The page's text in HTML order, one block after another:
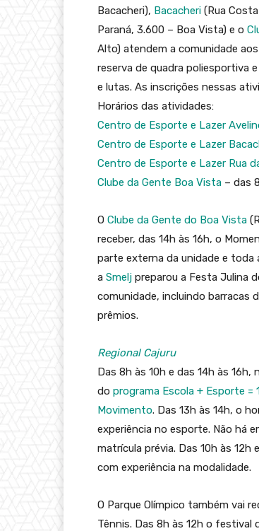
Bacacheri), Bacacheri (Rua
Paraná, 3.600 – Boa Vista) e o
Alto) atendem a comunidade
reserva de quadra poliesportiva
e lutas. As inscrições nessas
Horários das atividades:
Centro de Esporte e Lazer
Centro de Esporte e Lazer
Centro de Esporte e Lazer Rua
Clube da Gente Boa Vista – das
O Clube da Gente do Boa Vista
receber, das 14h às 16h, o
parte externa da unidade e toda
a Smelj preparou a Festa Julina
comunidade, incluindo barracas
prêmios.
Regional Cajuru
Das 8h às 10h e das 14h às 16h,
do programa Escola + Esporte =
Movimento. Das 13h às 14h, o
experiência no esporte. Não há
matrícula prévia. Das 10h às
com experiência na modalidade.
O Parque Olímpico também vai
Tênnis. Das 8h às 12h o